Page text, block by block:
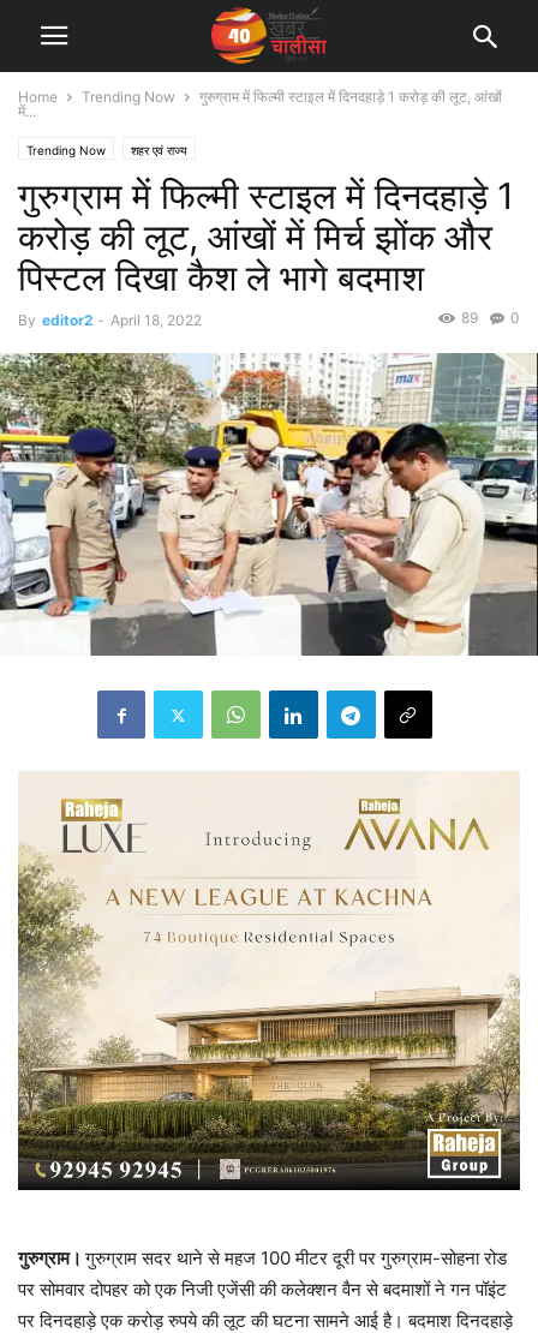
Home Trending Now
गुरुग्राम में फिल्मी स्टाइल में दिनदहाड़े 1 करोड़ की लूट, आंखों
में...
Trending Now शहर एवं राज्य
गुरुग्राम में फिल्मी स्टाइल में दिनदहाड़े 1
करोड़ की लूट, आंखों में मिर्च झोंक और
पिस्टल दिखा कैश ले भागे बदमाश
By editor2 - April 18, 2022 0
89
गुरुग्राम।गुरुग्राम सदर थाने से महज 100 मीटर दूरी पर गुरुग्राम-सोहना रोड
पर सोमवार दोपहर को एक निजी एजेंसी की कलेक्शन वैन से बदमाशों ने गन पॉइंट
पर दिनदहाड़े एक करोड़ रुपये की लूट की घटना सामने आई है। बदमाश दिनदहाड़े